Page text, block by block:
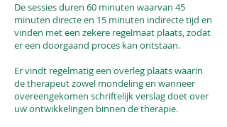
De sessies duren 60 minuten waarvan 45
minuten directe en 15 minuten indirecte tijd en
vinden met een zekere regelmaat plaats, zodat
er een doorgaand proces kan ontstaan.
Er vindt regelmatig een overleg plaats waarin
de therapeut zowel mondeling en wanneer
overeengekomen schriftelijk verslag doet over
uw ontwikkelingen binnen de therapie.